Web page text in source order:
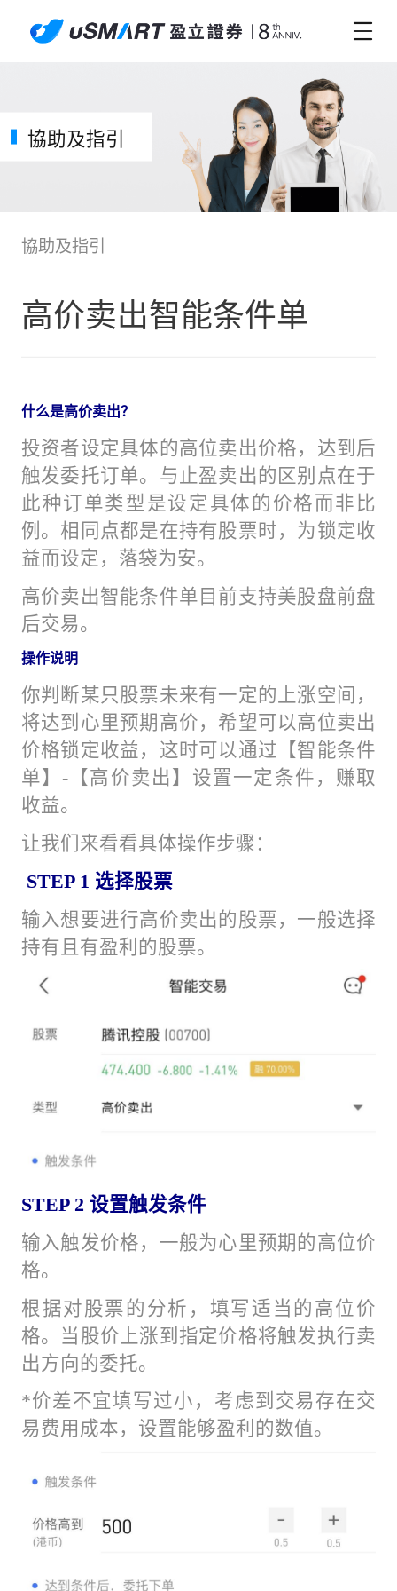
協助及指引
協助及指引
高价卖出智能条件单
什么是高价卖出？
投资者设定具体的高位卖出价格，达到后
触发委托订单。与止盈卖出的区别点在于
此种订单类型是设定具体的价格而非比
例。相同点都是在持有股票时，为锁定收
益而设定，落袋为安。
高价卖出智能条件单目前支持美股盘前盘
后交易。
操作说明
你判断某只股票未来有一定的上涨空间，
将达到心里预期高价，希望可以高位卖出
价格锁定收益，这时可以通过【智能条件
单】-【高价卖出】设置一定条件，赚取
收益。
让我们来看看具体操作步骤：
STEP 1 选择股票
输入想要进行高价卖出的股票，一般选择
持有且有盈利的股票。
STEP 2 设置触发条件
输入触发价格，一般为心里预期的高位价
格。
根据对股票的分析，填写适当的高位价
格。当股价上涨到指定价格将触发执行卖
出方向的委托。
*价差不宜填写过小，考虑到交易存在交
易费用成本，设置能够盈利的数值。